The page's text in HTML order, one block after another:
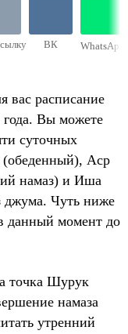
ВК WhatsApp
вас расписание
года. Вы можете
суточных
Аср
намаз) и Иша
джума. Чуть ниже
данный момент до
точка Шурук
намаза
утренний